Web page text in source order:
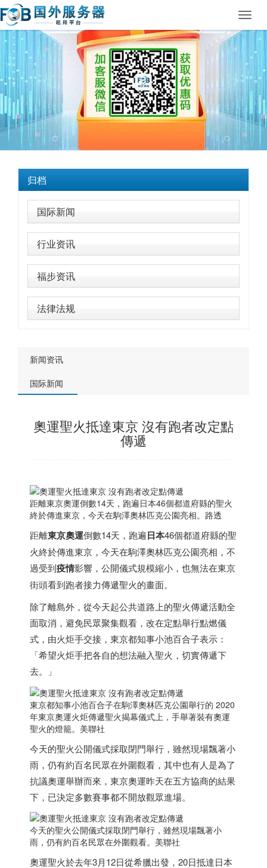
归档
国际新闻
行业资讯
福步资讯
法律法规
新闻资讯
国际新闻
奧運聖火抵達東京 沒有跑者改定點
傳遞
距離東京奧運倒數14天，跑遍日本46個都道府縣的聖火
終於傳進東京，今天在駒澤奧林匹克公園亮相。路透
距離東京奧運倒數14天，跑遍日本46個都道府縣的聖
火終於傳進東京，今天在駒澤奧林匹克公園亮相，不
過受到疫情影響，公開儀式規模縮小，也無法在東京
街頭看到跑者接力傳遞聖火的畫面。
除了離島外，從今天起公共道路上的聖火傳遞活動全
面取消，避免民眾聚集觀看，改在定點舉行點燃儀
式，由火炬手交接，東京都知事小池百合子表示：
「希望火炬手把各自的想法融入聖火，切實傳遞下
去。」
東京都知事小池百合子在駒澤奧林匹克公園舉行的 2020
年東京奧運火炬傳遞聖火揭幕儀式上，手舉著裝有奧運
聖火的燈籠。美聯社
今天的聖火公開儀式採取閉門舉行，雖然現場飄著小
雨，仍有約百名民眾在外圍觀看，其中也有人是為了
抗議奧運舉辦而來，東京奧運昨天在五方協商的結果
下，已決定多數賽事都不開放觀眾進場。
今天的聖火公開儀式採取閉門舉行，雖然現場飄著小
雨，仍有約百名民眾在外圍觀看。美聯社
奧運聖火於去年3月12日從希臘出發，20日抵達日本